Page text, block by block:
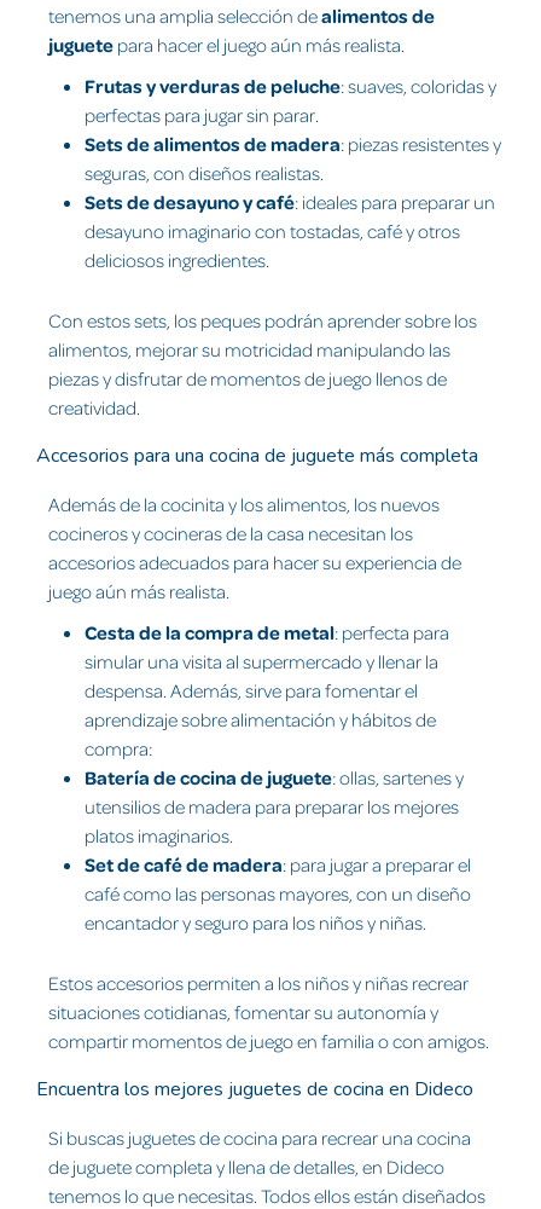
tenemos una amplia selección dealimentos de
juguete para hacer el juego aún más realista.
Frutas y verduras de peluche: suaves, coloridas y
perfectas para jugar sin parar.
Sets de alimentos de madera: piezas resistentes y
seguras, con diseños realistas.
Sets de desayuno y café: ideales para preparar un
desayuno imaginario con tostadas, café y otros
deliciosos ingredientes.
Con estos sets, los peques podrán aprender sobre los
alimentos, mejorar su motricidad manipulando las
piezas y disfrutar de momentos de juego llenos de
creatividad.
Accesorios para una cocina de juguete más completa
Además de la cocinita y los alimentos, los nuevos
cocineros y cocineras de la casa necesitan los
accesorios adecuados para hacer su experiencia de
juego aún más realista.
Cesta de la compra de metal: perfecta para
simular una visita al supermercado y llenar la
despensa. Además, sirve para fomentar el
aprendizaje sobre alimentación y hábitos de
compra:
Batería de cocina de juguete: ollas, sartenes y
utensilios de madera para preparar los mejores
platos imaginarios.
Set de café de madera: para jugar a preparar el
café como las personas mayores, con un diseño
encantador y seguro para los niños y niñas.
Estos accesorios permiten a los niños y niñas recrear
situaciones cotidianas, fomentar su autonomía y
compartir momentos de juego en familia o con amigos.
Encuentra los mejores juguetes de cocina en Dideco
Si buscas juguetes de cocina para recrear una cocina
de juguete completa y llena de detalles, en Dideco
tenemos lo que necesitas. Todos ellos están diseñados